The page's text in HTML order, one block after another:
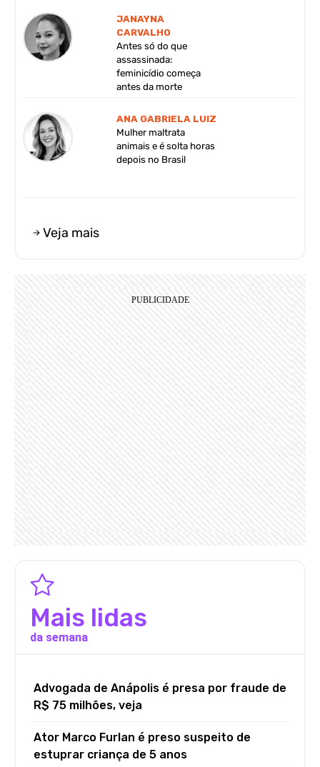
JANAYNA
CARVALHO
Antes só do que
assassinada:
feminicídio começa
antes da morte
ANA GABRIELA LUIZ
Mulher maltrata
animais e é solta horas
depois no Brasil
Veja mais
Mais lidas
da semana
Advogada de Anápolis é presa por fraude de
R$ 75 milhões, veja
Ator Marco Furlan é preso suspeito de
estuprar criança de 5 anos